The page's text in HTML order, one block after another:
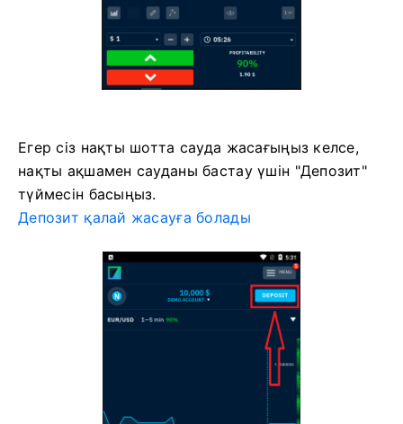
Егер сіз нақты шотта сауда жасағыңыз келсе,
нақты ақшамен сауданы бастау үшін "Депозит"
түймесін басыңыз.
Депозит қалай жасауға болады